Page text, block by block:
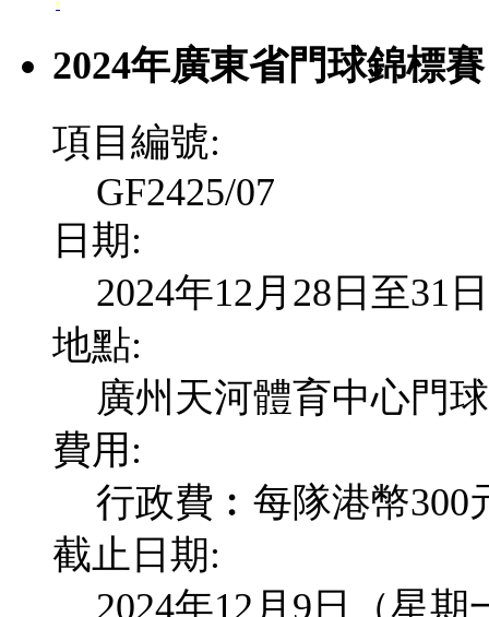
2024年廣東省門球錦標賽
項目編號:
GF2425/07
日期:
2024年12月28日至31日
地點:
廣州天河體育中心門
費用:
行政費︰每隊港幣300
截止日期:
2024年12月9日（星期